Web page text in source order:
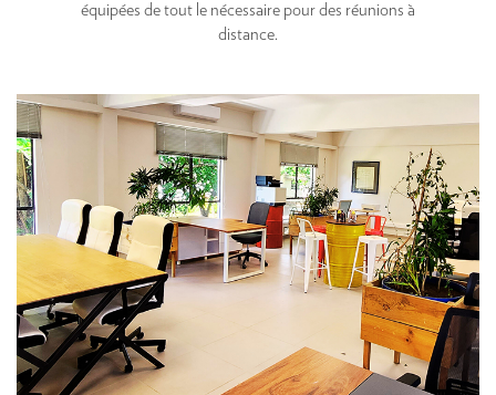
équipées de tout le nécessaire pour des réunions à
distance.